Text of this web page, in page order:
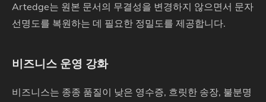
Artedge는 원본 문서의 무결성을 변경하지 않으면서 문자
선명도를 복원하는 데 필요한 정밀도를 제공합니다.
비즈니스 운영 강화
비즈니스는 종종 품질이 낮은 영수증, 흐릿한 송장, 불분명